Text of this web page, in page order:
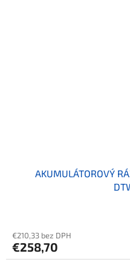
AKUMULÁTOROVÝ
€210,33 bez DPH
€258,70